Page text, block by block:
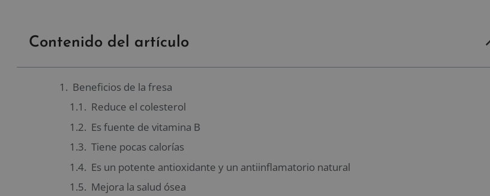
Contenido del artículo
Beneficios de la fresa
Reduce el colesterol
Es fuente de vitamina B
Tiene pocas calorías
Es un potente antioxidante y un antiinflamatorio natural
Mejora la salud ósea